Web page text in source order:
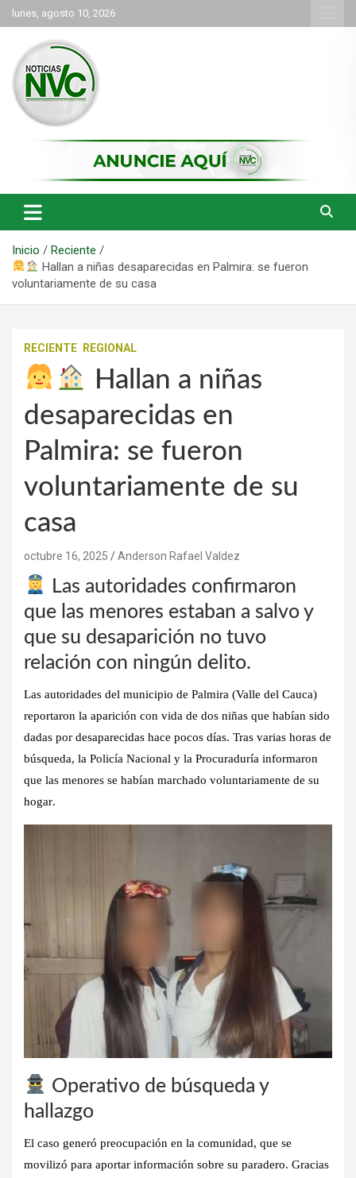
Saltar
al
contenido
lunes, agosto 10, 2026
NVC Noticias
Inicio
Reciente
Hallan a niñas desaparecidas en Palmira: se fueron
voluntariamente de su casa
RECIENTE REGIONAL
Hallan a niñas
desaparecidas en
Palmira: se fueron
voluntariamente de su
casa
octubre 16, 2025 Anderson Rafael Valdez
Las autoridades confirmaron
que las menores estaban a salvo y
que su desaparición no tuvo
relación con ningún delito.
Las autoridades del municipio de Palmira (Valle del Cauca)
reportaron la aparición con vida de dos niñas que habían sido
dadas por desaparecidas hace pocos días. Tras varias horas de
búsqueda, la Policía Nacional y la Procuraduría informaron
que las menores se habían marchado voluntariamente de su
hogar.
Operativo de búsqueda y
hallazgo
El caso generó preocupación en la comunidad, que se
movilizó para aportar información sobre su paradero. Gracias